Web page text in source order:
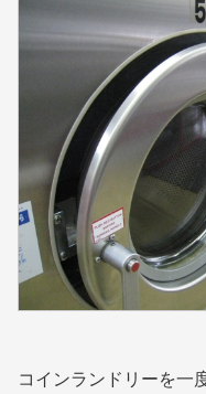
コインランドリーを一